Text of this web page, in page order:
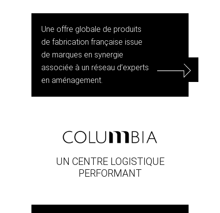
Une offre globale de produits
de fabrication française issue
de marques en synergie
associée à un réseau d’experts
en aménagement.
UN CENTRE LOGISTIQUE
PERFORMANT